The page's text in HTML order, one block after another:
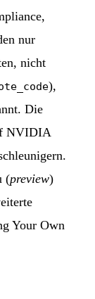
nur
nicht
),
Die
NVIDIA
(preview)
Your Own